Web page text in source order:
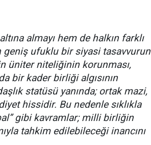
almayı hem de halkın farklı
geniş ufuklu bir siyasi tasavvurun
üniter niteliğinin korunması,
bir kader birliği algısının
statüsü yanında; ortak mazi,
hissidir. Bu nedenle sıklıkla
gibi kavramlar; milli birliğin
tahkim edilebileceği inancını